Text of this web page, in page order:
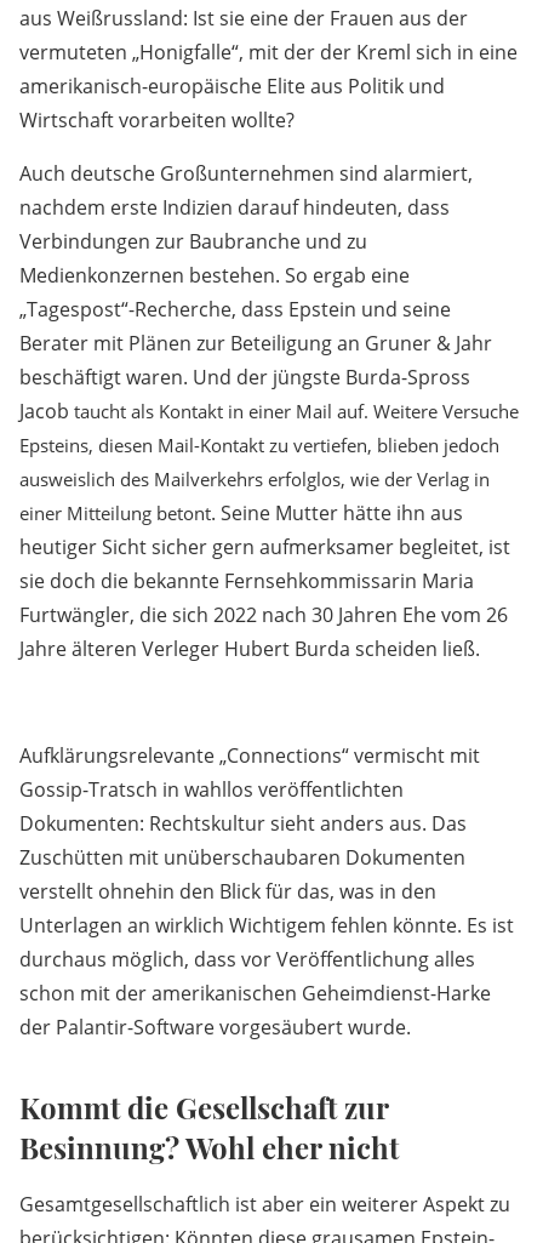
aus Weißrussland: Ist sie eine der Frauen aus der
vermuteten „Honigfalle“, mit der der Kreml sich in eine
amerikanisch-europäische Elite aus Politik und
Wirtschaft vorarbeiten wollte?
Auch deutsche Großunternehmen sind alarmiert,
nachdem erste Indizien darauf hindeuten, dass
Verbindungen zur Baubranche und zu
Medienkonzernen bestehen. So ergab eine
„Tagespost“-Recherche, dass Epstein und seine
Berater mit Plänen zur Beteiligung an Gruner & Jahr
beschäftigt waren. Und der jüngste Burda-Spross
Jacob taucht als Kontakt in einer Mail auf. Weitere Versuche
Epsteins, diesen Mail-Kontakt zu vertiefen, blieben jedoch
ausweislich des Mailverkehrs erfolglos, wie der Verlag in
einer Mitteilung betont. Seine Mutter hätte ihn aus
heutiger Sicht sicher gern aufmerksamer begleitet, ist
sie doch die bekannte Fernsehkommissarin Maria
Furtwängler, die sich 2022 nach 30 Jahren Ehe vom 26
Jahre älteren Verleger Hubert Burda scheiden ließ.
Aufklärungsrelevante „Connections“ vermischt mit
Gossip-Tratsch in wahllos veröffentlichten
Dokumenten: Rechtskultur sieht anders aus. Das
Zuschütten mit unüberschaubaren Dokumenten
verstellt ohnehin den Blick für das, was in den
Unterlagen an wirklich Wichtigem fehlen könnte. Es ist
durchaus möglich, dass vor Veröffentlichung alles
schon mit der amerikanischen Geheimdienst-Harke
der Palantir-Software vorgesäubert wurde.
Kommt die Gesellschaft zur
Besinnung? Wohl eher nicht
Gesamtgesellschaftlich ist aber ein weiterer Aspekt zu